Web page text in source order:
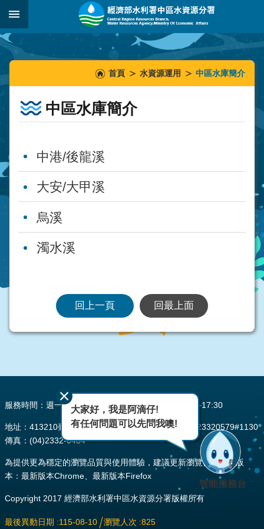
跳到主要內容區塊
:::
_
::::::
首頁 水資源運用 中區水庫簡介
中區水庫簡介
中港/後龍溪
大安/大甲溪
烏溪
濁水溪
回上一頁 回最上面
服務時間：週一至週五 AM08:00~12:00 PM13:30~17:30
地址：413210臺中市霧峰區峰堤路195號 電話：(04)23320579#1130
傳真：(04)2332-0484
為提供更為穩定的瀏覽品質與使用體驗，建議更新瀏覽器至以下版
本：最新版本Chrome、最新版本Firefox
Copyright 2017 經濟部水利署中區水資源分署版權所有
最後異動日期 115-08-10 瀏覽人次 825
大家好，我是阿滴仔!
有任何問題可以先問我噢!
智能服務台